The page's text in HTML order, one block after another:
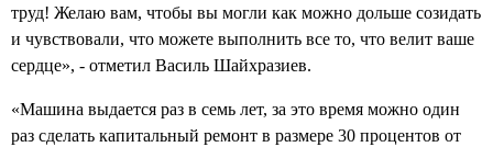
труд! Желаю вам, чтобы вы могли как можно дольше созидать
и чувствовали, что можете выполнить все то, что велит ваше
сердце», - отметил Василь Шайхразиев.
«Машина выдается раз в семь лет, за это время можно один
раз сделать капитальный ремонт в размере 30 процентов от